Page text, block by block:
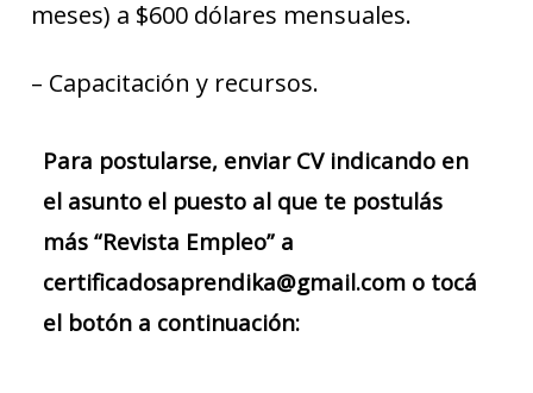
meses) a $600 dólares mensuales.
– Capacitación y recursos.
Para postularse, enviar CV indicando en
el asunto el puesto al que te postulás
más “Revista Empleo” a
certificadosaprendika@gmail.com o tocá
el botón a continuación: